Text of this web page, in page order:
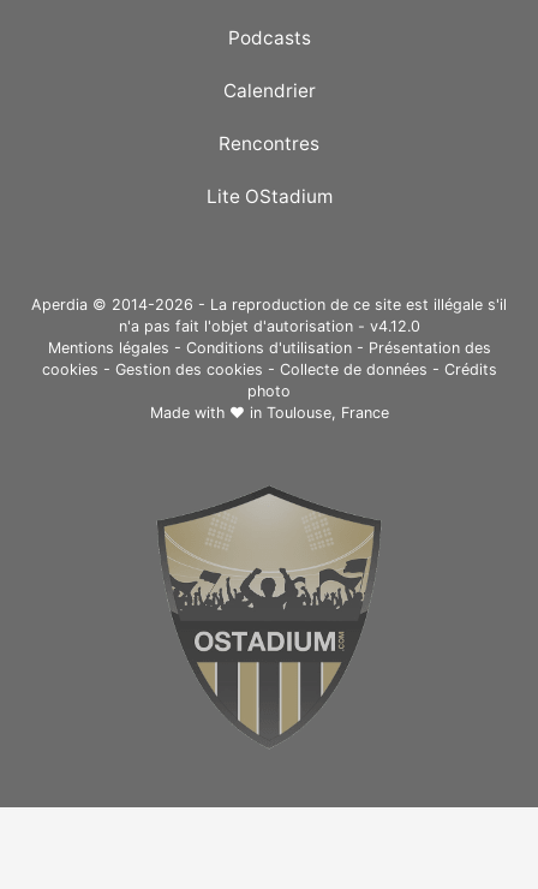
Podcasts
Calendrier
Rencontres
Lite OStadium
Aperdia © 2014-2026 - La reproduction de ce site est illégale s'il
n'a pas fait l'objet d'autorisation - v4.12.0
Mentions légales - Conditions d'utilisation- Présentation des
cookies - Gestion des cookies - Collecte de données - Crédits
photo
Made with ❤ in Toulouse, France